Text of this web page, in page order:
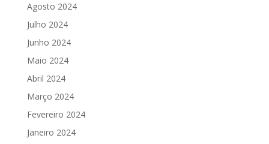
Agosto 2024
Julho 2024
Junho 2024
Maio 2024
Abril 2024
Março 2024
Fevereiro 2024
Janeiro 2024